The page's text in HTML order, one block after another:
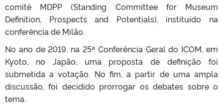
comitê MDPP (Standing Committee for Museum
Definition, Prospects and Potentials), instituído na
conferência de Milão.
No ano de 2019, na 25ª Conferência Geral do ICOM, em
Kyoto, no Japão, uma proposta de definição foi
submetida a votação. No fim, a partir de uma ampla
discussão, foi decidido prorrogar os debates sobre o
tema.